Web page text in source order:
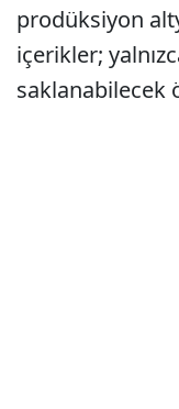
prodüksiyon
içerikler;
saklanabilecek